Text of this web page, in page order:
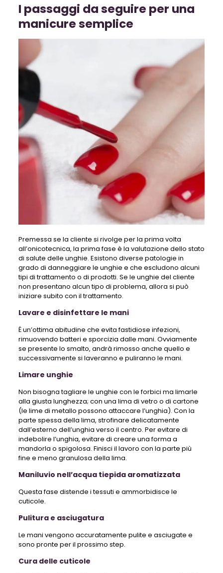
I passaggi da seguire per una
manicure semplice
Premessa se la cliente si rivolge per la prima volta
all’onicotecnica, la prima fase è la valutazione dello stato
di salute delle unghie. Esistono diverse patologie in
grado di danneggiare le unghie e che escludono alcuni
tipi di trattamento o di prodotti. Se le unghie del cliente
non presentano alcun tipo di problema, allora si può
iniziare subito con il trattamento.
Lavare e disinfettare le mani
É un’ottima abitudine che evita fastidiose infezioni,
rimuovendo batteri e sporcizia dalle mani. Ovviamente
se presente lo smalto, andrà rimosso anche quello e
successivamente si laveranno e puliranno le mani.
Limare unghie
Non bisogna tagliare le unghie con le forbici ma limarle
alla giusta lunghezza; con una lima di vetro o di cartone
(le lime di metallo possono attaccare l’unghia). Con la
parte spessa della lima, strofinare delicatamente
dall’esterno dell’unghia verso il centro. Per evitare di
indebolire l’unghia, evitare di creare una forma a
mandorla o spigolosa. Finisci il lavoro con la parte più
fine e meno granulosa della lima.
Maniluvio nell’acqua tiepida aromatizzata
Questa fase distende i tessuti e ammorbidisce le
cuticole.
Pulitura e asciugatura
Le mani vengono accuratamente pulite e asciugate e
sono pronte per il prossimo step.
Cura delle cuticole